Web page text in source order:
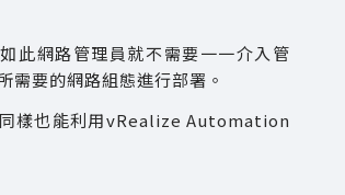
此網路管理員就不需要一一介入管
要的網路組態進行部署。
樣也能利用vRealize Automation